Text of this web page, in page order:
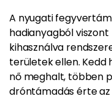
A nyugati
hadianyagból viszont
kihasználva
területek ellen. Kedd
nő meghalt, többen
dróntámadás érte